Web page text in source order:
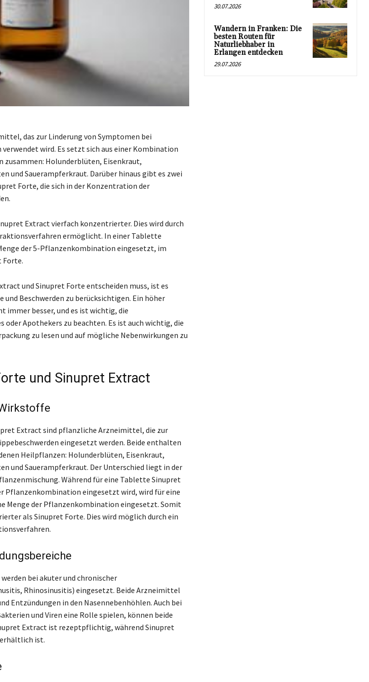
das zur Linderung von Symptomen bei
wird. Es setzt sich aus einer Kombination
zusammen: Holunderblüten, Eisenkraut,
und Sauerampferkraut. Darüber hinaus gibt es zwei
Forte, die sich in der Konzentration der
Extract vierfach konzentrierter. Dies wird durch
ermöglicht. In einer Tablette
der 5-Pflanzenkombination eingesetzt, im
Forte.
und Sinupret Forte entscheiden muss, ist es
Beschwerden zu berücksichtigen. Ein höher
besser, und es ist wichtig, die
oder Apothekers zu beachten. Es ist auch wichtig, die
zu lesen und auf mögliche Nebenwirkungen zu
und Sinupret Extract
Extract sind pflanzliche Arzneimittel, die zur
eingesetzt werden. Beide enthalten
Heilpflanzen: Holunderblüten, Eisenkraut,
und Sauerampferkraut. Der Unterschied liegt in der
Während für eine Tablette Sinupret
Pflanzenkombination eingesetzt wird, wird für eine
Menge der Pflanzenkombination eingesetzt. Somit
als Sinupret Forte. Dies wird möglich durch ein
bei akuter und chronischer
Rhinosinusitis) eingesetzt. Beide Arzneimittel
Entzündungen in den Nasennebenhöhlen. Auch bei
und Viren eine Rolle spielen, können beide
Extract ist rezeptpflichtig, während Sinupret
ist.
30.07.2026
Wandern in Franken: Die
besten Routen für
Naturliebhaber in
Erlangen entdecken
29.07.2026